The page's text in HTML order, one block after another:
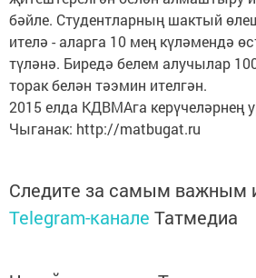
бәйле. Студентларның шактый
ителә - аларга 10 мең күләмендә
түләнә. Биредә белем алучылар
торак белән тәэмин ителгән.
2015 елда КДВМАга керүчеләрнең
Чыганак: http://matbugat.ru
Следите за самым важным
Telegram-канале Татмедиа